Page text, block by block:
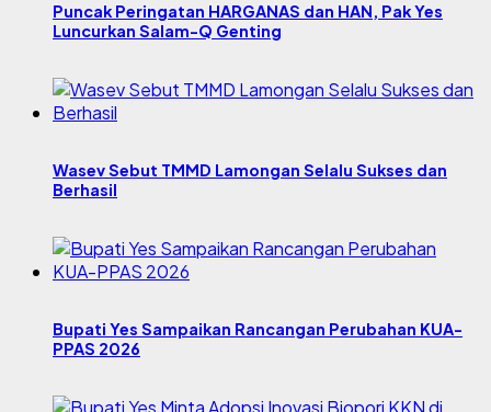
Puncak Peringatan HARGANAS dan HAN, Pak Yes
Luncurkan Salam-Q Genting
Wasev Sebut TMMD Lamongan Selalu Sukses dan
Berhasil
Bupati Yes Sampaikan Rancangan Perubahan KUA-
PPAS 2026